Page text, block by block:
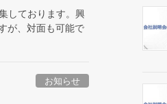
しております。興
が、対面も可能で
お知らせ